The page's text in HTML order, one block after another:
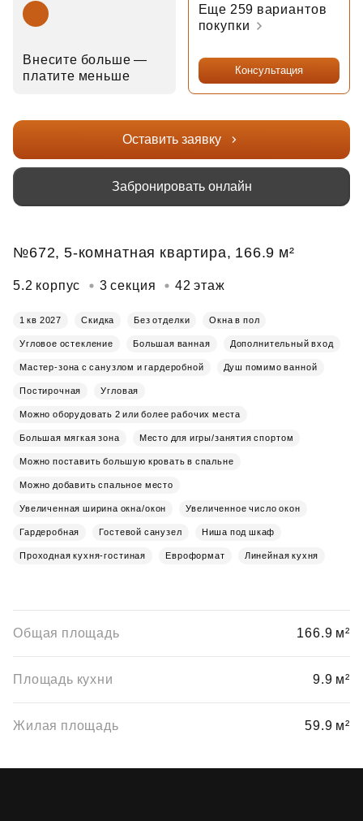
Внесите больше —
платите меньше
Еще 259 вариантов
покупки
Консультация
Оставить заявку
Забронировать онлайн
№672, 5-комнатная квартира, 166.9 м²
5.2 корпус 3 секция 42 этаж
1 кв 2027 Скидка Без отделки Окна в пол
Угловое остекление Большая ванная Дополнительный вход
Мастер-зона с санузлом и гардеробной Душ помимо ванной
Постирочная Угловая
Можно оборудовать 2 или более рабочих места
Большая мягкая зона Место для игры/занятия спортом
Можно поставить большую кровать в спальне
Можно добавить спальное место
Увеличенная ширина окна/окон Увеличенное число окон
Гардеробная Гостевой санузел Ниша под шкаф
Проходная кухня-гостиная Евроформат Линейная кухня
Общая площадь 166.9 м²
Площадь кухни 9.9 м²
Жилая площадь 59.9 м²